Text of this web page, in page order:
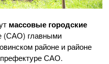
массовые городские
(САО) главными
районе и районе
САО.